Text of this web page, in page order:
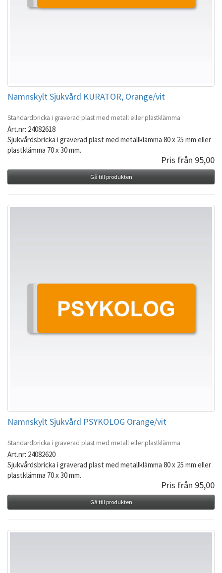
Namnskylt Sjukvård KURATOR, Orange/vit
Standardbricka i graverad plast med metall eller plastklämma
Art.nr: 24082618
Sjukvårdsbricka i graverad plast med metallklämma 80 x 25 mm eller
plastklämma 70 x 30 mm.
Pris från 95,00
Gå till produkten
Namnskylt Sjukvård PSYKOLOG Orange/vit
Standardbricka i graverad plast med metall eller plastklämma
Art.nr: 24082620
Sjukvårdsbricka i graverad plast med metallklämma 80 x 25 mm eller
plastklämma 70 x 30 mm.
Pris från 95,00
Gå till produkten